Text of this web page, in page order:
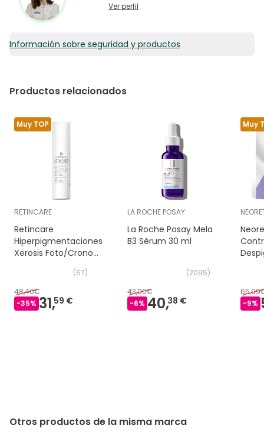
Ver perfil
Información sobre seguridad y productos
Productos relacionados
Muy TOP
RETINCARE
Retincare
Hiperpigmentaciones
Xerosis Foto/Crono
(67)
48,40€
-35% 31,59 €
LA ROCHE POSAY
La Roche Posay Mela
B3 Sérum 30 ml
(2095)
43,00€
-6% 40,38 €
Muy
-9%
Otros productos de la misma marca